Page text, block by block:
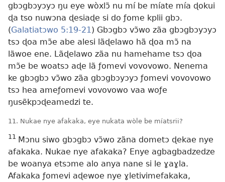
gbɔgbɔyɔyɔ ŋu eye wòxlɔ̃ nu mí be míate mía ɖokui
ɖa tso nuwɔna ɖesiaɖe si do ƒome kplii gbɔ.
(Galatiatɔwo 5:19-21 ) Gbɔgbɔ vɔ̃wo zãa gbɔgbɔyɔyɔ
tsɔ ɖoa mɔ̃e abe alesi lãɖelawo hã ɖoa mɔ̃ na
lãwoe ene. Lãɖelawo zãa nu hamehame tsɔ ɖoa
mɔ̃e be woatsɔ aɖe lã ƒomevi vovovowo. Nenema
ke gbɔgbɔ vɔ̃wo zãa gbɔgbɔyɔyɔ ƒomevi vovovowo
tsɔ hea ameƒomevi vovovowo vaa woƒe
ŋusẽkpɔɖeamedzi te.
11. Nukae nye afakaka, eye nukata wòle be míatsrii?
11 Mɔnu siwo gbɔgbɔ vɔ̃wo zãna dometɔ ɖekae nye
afakaka. Nukae nye afakaka? Enye agbagbadzedze
be woanya etsɔme alo anya nane si le ɣaɣla.
Afakaka ƒomevi aɖewoe nye ɣletivimefakaka,